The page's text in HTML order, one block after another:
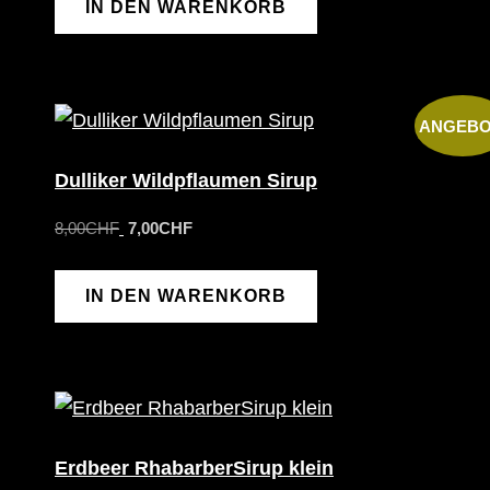
IN DEN WARENKORB
Dulliker Wildpflaumen Sirup
8,00CHF Ursprünglicher
8,00CHF
7,00CHF
7,00CHF.
IN DEN WARENKORB
Erdbeer RhabarberSirup klein